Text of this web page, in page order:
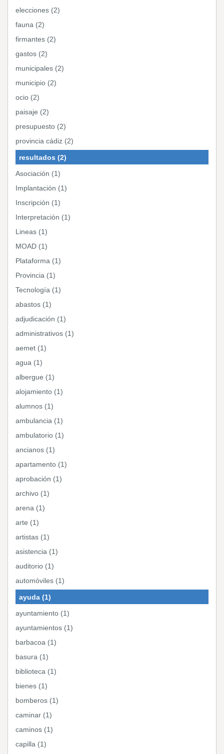
elecciones (2)
fauna (2)
firmantes (2)
gastos (2)
municipales (2)
municipio (2)
ocio (2)
paisaje (2)
presupuesto (2)
provincia cádiz (2)
resultados (2)
Asociación (1)
Implantación (1)
Inscripción (1)
Interpretación (1)
Lineas (1)
MOAD (1)
Plataforma (1)
Provincia (1)
Tecnología (1)
abastos (1)
adjudicación (1)
administrativos (1)
aemet (1)
agua (1)
albergue (1)
alojamiento (1)
alumnos (1)
ambulancia (1)
ambulatorio (1)
ancianos (1)
apartamento (1)
aprobación (1)
archivo (1)
arena (1)
arte (1)
artistas (1)
asistencia (1)
auditorio (1)
automóviles (1)
ayuda (1)
ayuntamiento (1)
ayuntamientos (1)
barbacoa (1)
basura (1)
biblioteca (1)
bienes (1)
bomberos (1)
caminar (1)
caminos (1)
capilla (1)